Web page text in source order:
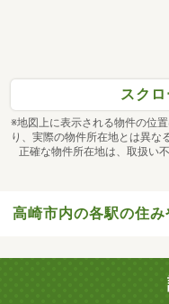
スク
※地図上に表示される物件の位
り、実際の物件所在地とは異な
正確な物件所在地は、取扱い
高崎市内の各駅の住み